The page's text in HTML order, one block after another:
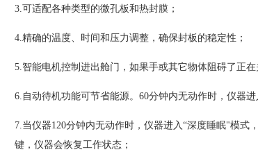
3.可适配各种类型的微孔板和热封膜；
4.精确的温度、时间和压力调整，确保封板的稳定性；
5.智能电机控制进出舱门，如果手或其它物体阻碍了正
6.自动待机功能可节省能源。60分钟内无动作时，仪器
7.当仪器120分钟内无动作时，仪器进入“深度睡眠"模
键，仪器会恢复工作状态；